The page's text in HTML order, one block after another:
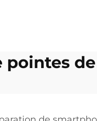
pointes